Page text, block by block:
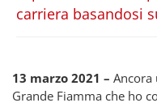
carriera basandosi
13 marzo 2021 – Ancora
Grande Fiamma che ho